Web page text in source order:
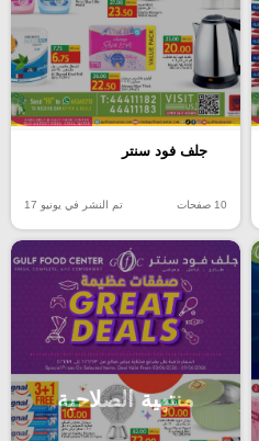
جلف فود سنتر
10 صفحات تم النشر في يونيو 17
منتهية الصلاحية